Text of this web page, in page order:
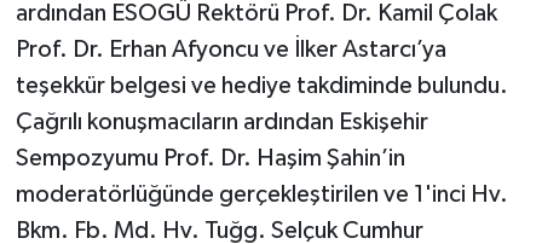
ardından ESOGÜ Rektörü Prof. Dr. Kamil Çolak
Prof. Dr. Erhan Afyoncu ve İlker Astarcı’ya
teşekkür belgesi ve hediye takdiminde bulundu.
Çağrılı konuşmacıların ardından Eskişehir
Sempozyumu Prof. Dr. Haşim Şahin’in
moderatörlüğünde gerçekleştirilen ve 1'inci Hv.
Bkm. Fb. Md. Hv. Tuğg. Selçuk Cumhur